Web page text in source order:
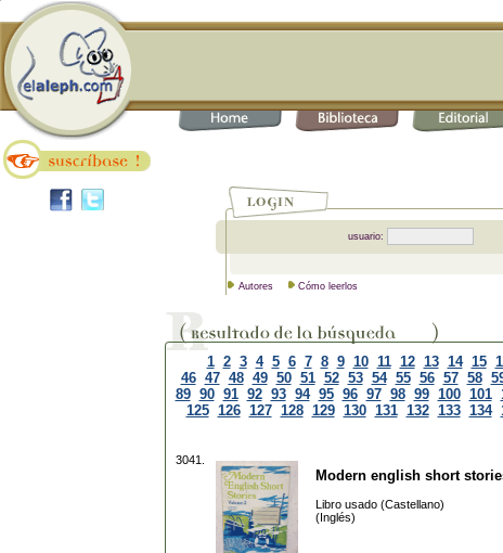
usuario:
Autores Cómo leerlos
1 2 3 4 5 6 7 8 9 10 11 12 13 14 15
46 47 48 49 50 51 52 53 54 55 56 57 58
89 90 91 92 93 94 95 96 97 98 99 100 101
125 126 127 128 129 130 131 132 133 134
3041.
Modern english short
Libro usado (Castellano)
(Inglés)